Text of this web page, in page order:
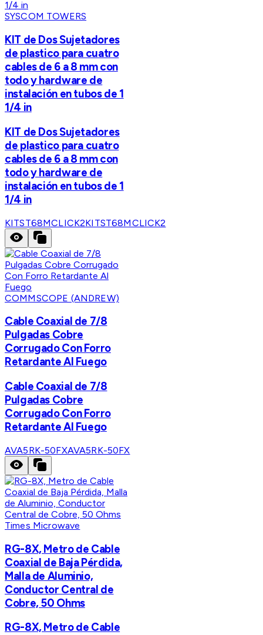
SYSCOM TOWERS
KIT de Dos Sujetadores
de plastico para cuatro
cables de 6 a 8 mm con
todo y hardware de
instalación en tubos de 1
1/4 in
KIT de Dos Sujetadores
de plastico para cuatro
cables de 6 a 8 mm con
todo y hardware de
instalación en tubos de 1
1/4 in
KITST68MCLICK2KITST68MCLICK2
COMMSCOPE (ANDREW)
Cable Coaxial de 7/8
Pulgadas Cobre
Corrugado Con Forro
Retardante Al Fuego
Cable Coaxial de 7/8
Pulgadas Cobre
Corrugado Con Forro
Retardante Al Fuego
AVA5RK-50FXAVA5RK-50FX
Times Microwave
RG-8X, Metro de Cable
Coaxial de Baja Pérdida,
Malla de Aluminio,
Conductor Central de
Cobre, 50 Ohms
RG-8X, Metro de Cable